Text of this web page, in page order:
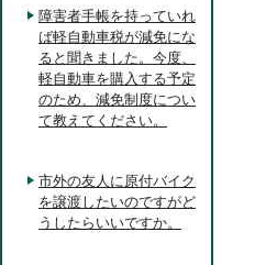
障害者手帳を持っていれ
ば軽自動車税が減免にな
ると聞きました。今度、
軽自動車を購入する予定
のため、減免制度につい
て教えてください。
市外の友人に原付バイク
を譲渡したいのですがど
うしたらいいですか。